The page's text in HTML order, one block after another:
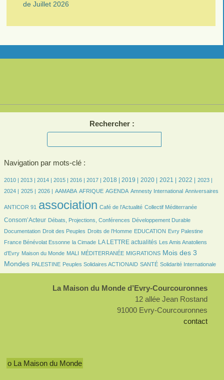
de Juillet 2026
Rechercher :
Navigation par mots-clé :
8/2562
2010 |
7/25622013 |
191/2562 2014 |
365/2562 2015 |
444/2562 2016 |
491/2562 2017 |
695/2562 2018 |
700/2562 2019 |
690/2562 2020 |
649/2562 2021 |
556/2562 2022 |
542/2562 2023 |
494/2562
2024 |
472/2562
2025 |
459/2562 2026 |
87/2562 AAMABA
201/2562 AFRIQUE
506/2562 AGENDA
11/2562 Amnesty International
28/2562 Anniversaires
35/2562
ANTICOR 91 association Café de l’Actualité Collectif Méditerranée
Consom’Acteur
151/2562 Débats, Projections, Conférences
172/2562 Développement Durable
74/2562
Documentation
29/2562 Droit des Peuples
168/2562 Droits de l’Homme
46/2562 EDUCATION
9/2562 Evry Palestine
80/2562
France Bénévolat Essonne
21/2562 la Cimade
866/2562 LA LETTRE actualités
36/2562
Les Amis Anatoliens
d’Evry
92/2562Maison du Monde
26/2562 MALI
12/2562 MÉDITERRANÉE
132/2562 MIGRATIONS
1100/2562
Mois des 3
Mondes
96/2562 PALESTINE
103/2562 Peuples Solidaires ACTIONAID
104/2562 SANTÉ
275/2562 Solidarité Internationale
La Maison du Monde d’Evry-Courcouronnes
12 allée Jean Rostand
91000 Evry-Courcouronnes
contact
o La Maison du Monde